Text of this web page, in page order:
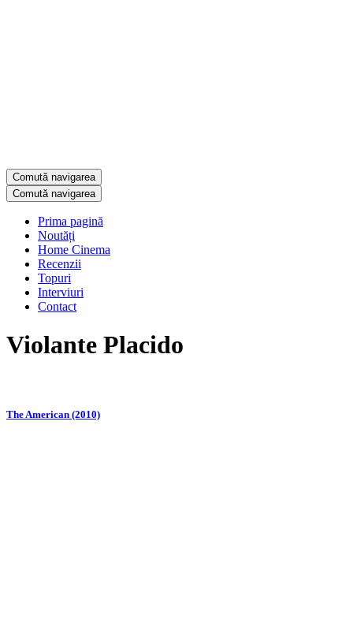
Comută navigarea
Comută navigarea
Prima pagină
Noutăți
Home Cinema
Recenzii
Topuri
Interviuri
Contact
Violante Placido
The American (2010)